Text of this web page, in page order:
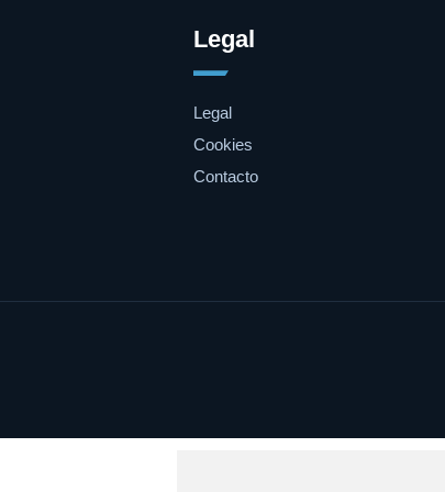
Legal
Legal
Cookies
Contacto